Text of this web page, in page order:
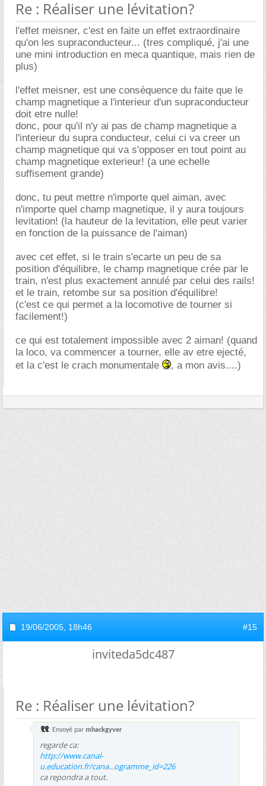
Re : Réaliser une lévitation?
l'effet meisner, c'est en faite un effet extraordinaire
qu'on les supraconducteur... (tres compliqué, j'ai une
une mini introduction en meca quantique, mais rien de
plus)
l'effet meisner, est une conséquence du faite que le
champ magnetique a l'interieur d'un supraconducteur
doit etre nulle!
donc, pour qu'il n'y ai pas de champ magnetique a
l'interieur du supra conducteur, celui ci va creer un
champ magnetique qui va s'opposer en tout point au
champ magnetique exterieur! (a une echelle
suffisement grande)
donc, tu peut mettre n'importe quel aiman, avec
n'importe quel champ magnetique, il y aura toujours
levitation! (la hauteur de la levitation, elle peut varier
en fonction de la puissance de l'aiman)
avec cet effet, si le train s'ecarte un peu de sa
position d'équilibre, le champ magnetique crée par le
train, n'est plus exactement annulé par celui des rails!
et le train, retombe sur sa position d'équilibre!
(c'est ce qui permet a la locomotive de tourner si
facilement!)
ce qui est totalement impossible avec 2 aiman! (quand
la loco, va commencer a tourner, elle av etre ejecté,
et la c'est le crach monumentale
, a mon avis....)
19/06/2005, 18h46 #15
inviteda5dc487
Re : Réaliser une lévitation?
Envoyé par mhackgyver
regarde ca:
http://www.canal-
u.education.fr/cana...ogramme_id=226
ca repondra a tout.